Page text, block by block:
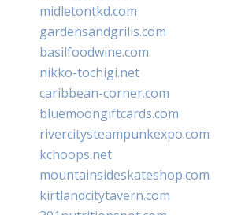
midletontkd.com
gardensandgrills.com
basilfoodwine.com
nikko-tochigi.net
caribbean-corner.com
bluemoongiftcards.com
rivercitysteampunkexpo.com
kchoops.net
mountainsideskateshop.com
kirtlandcitytavern.com